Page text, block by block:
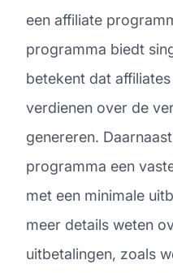
een affiliate
programma biedt
betekent dat
verdienen over de
genereren.
programma een
met een minimale
meer details weten
uitbetalingen, zoals